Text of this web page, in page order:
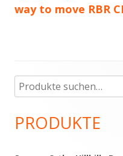
way to move RBR
Haupt-
Seitenleiste
Suche
nach:
PRODUKTE